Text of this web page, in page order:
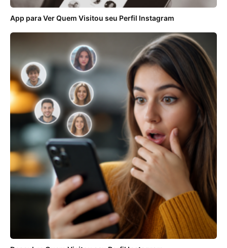
App para Ver Quem Visitou seu Perfil Instagram